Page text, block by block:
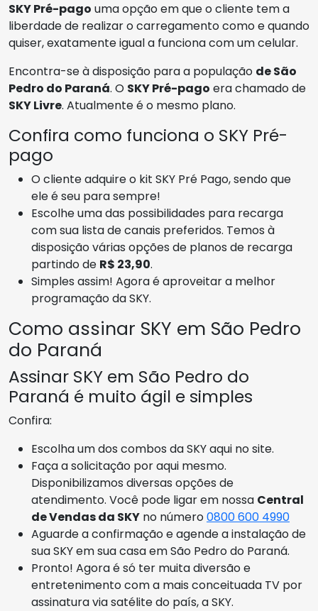
SKY Pré-pago uma opção em que o cliente tem a
liberdade de realizar o carregamento como e quando
quiser, exatamente igual a funciona com um celular.
Encontra-se à disposição para a população de São
Pedro do Paraná. O SKY Pré-pago era chamado de
SKY Livre. Atualmente é o mesmo plano.
Confira como funciona o SKY Pré-
pago
O cliente adquire o kit SKY Pré Pago, sendo que
ele é seu para sempre!
Escolhe uma das possibilidades para recarga
com sua lista de canais preferidos. Temos à
disposição várias opções de planos de recarga
partindo de R$ 23,90.
Simples assim! Agora é aproveitar a melhor
programação da SKY.
Como assinar SKY em São Pedro
do Paraná
Assinar SKY em São Pedro do
Paraná é muito ágil e simples
Confira:
Escolha um dos combos da SKY aqui no site.
Faça a solicitação por aqui mesmo.
Disponibilizamos diversas opções de
atendimento. Você pode ligar em nossa Central
de Vendas da SKY no número0800 600 4990
Aguarde a confirmação e agende a instalação de
sua SKY em sua casa em São Pedro do Paraná.
Pronto! Agora é só ter muita diversão e
entretenimento com a mais conceituada TV por
assinatura via satélite do país, a SKY.